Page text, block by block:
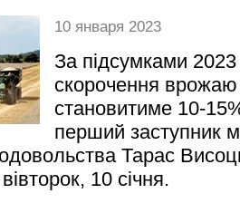
10 января 2023
За підсумками
скорочення врожаю
становитиме 10-
перший заступник
Тарас
10 січня.